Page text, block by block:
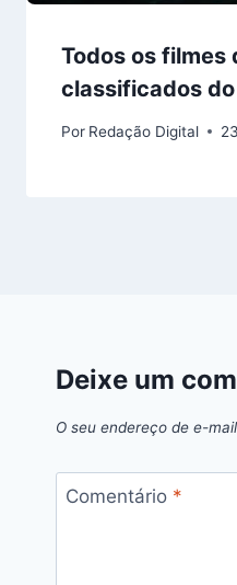
Todos os filmes
classificados
Por Redação Digital
Deixe um
O seu endereço de e-
Comentário *